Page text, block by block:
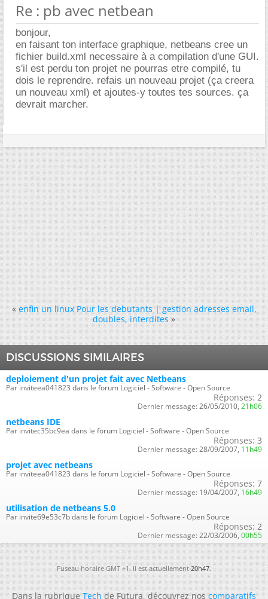
Re : pb avec netbean
bonjour,
en faisant ton interface graphique, netbeans cree un
fichier build.xml necessaire à a compilation d'une GUI.
s'il est perdu ton projet ne pourras etre compilé, tu
dois le reprendre. refais un nouveau projet (ça creera
un nouveau xml) et ajoutes-y toutes tes sources. ça
devrait marcher.
« enfin un linux Pour les debutants|gestion adresses email,
doubles, interdites »
DISCUSSIONS SIMILAIRES
deploiement d'un projet fait avec Netbeans
Par inviteea041823 dans le forum Logiciel - Software - Open Source
Réponses: 2
Dernier message: 26/05/2010, 21h06
netbeans IDE
Par invitec35bc9ea dans le forum Logiciel - Software - Open Source
Réponses: 3
Dernier message: 28/09/2007, 11h49
projet avec netbeans
Par inviteea041823 dans le forum Logiciel - Software - Open Source
Réponses: 7
Dernier message: 19/04/2007, 16h49
utilisation de netbeans 5.0
Par invite69e53c7b dans le forum Logiciel - Software - Open Source
Réponses: 2
Dernier message: 22/03/2006, 00h55
Fuseau horaire GMT +1. Il est actuellement20h47.
Dans la rubriqueTechde Futura, découvrez noscomparatifs